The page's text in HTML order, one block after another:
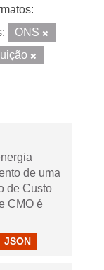
ONS
de uma
de Custo
CMO é
JSON